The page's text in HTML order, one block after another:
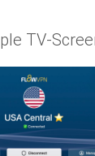
TV-